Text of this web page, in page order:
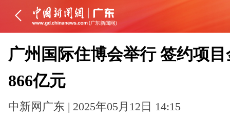
广州国际住博会举行 签约项
866亿元
中新网广东 | 2025年05月12日 14:15